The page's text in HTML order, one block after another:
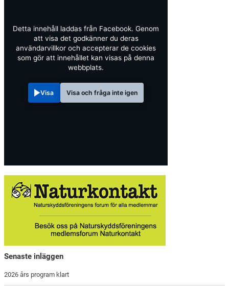
Detta innehåll laddas från Facebook. Genom
att visa det godkänner du deras
användarvillkor och accepterar de cookies
som gör att innehållet kan visas på denna
webbplats.
Visa Visa och fråga inte igen
Senaste inläggen
2026 års program klart